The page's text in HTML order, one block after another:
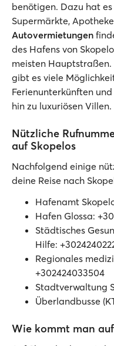
benötigen. Dazu hat
Supermärkte,
Autovermietungen
des Hafens von
meisten
gibt es viele
Ferienunterkünften
hin zu luxuriösen Villen.
Nützliche
auf Skopelos
Nachfolgend einige
deine Reise nach
Hafenamt
Hafen Glossa:
Städtisches
Hilfe:
Regionales
+302424033504
Stadtverwaltung
Überlandbusse
Wie kommt man